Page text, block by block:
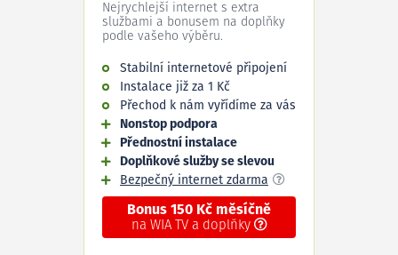
Nejrychlejší internet s extra
službami a bonusem na doplňky
podle vašeho výběru.
Stabilní internetové připojení
Instalace již za 1 Kč
Přechod k nám vyřídíme za vás
Nonstop podpora
Přednostní instalace
Doplňkové služby se slevou
Bezpečný internet zdarma
Bonus 150 Kč měsíčně
na WIA TV a doplňky